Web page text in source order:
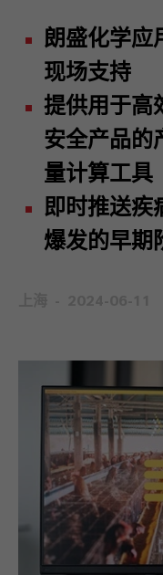
朗盛化学应
现场支持
提供用于高
安全产品的
量计算工具
即时推送疾
爆发的早期